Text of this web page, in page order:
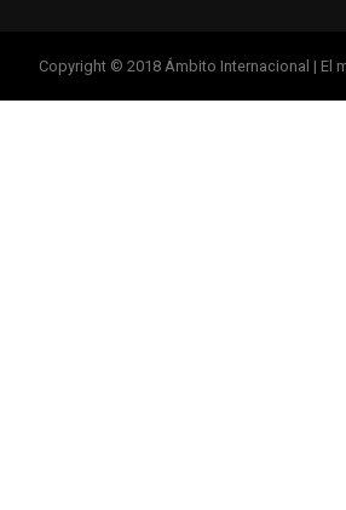
Copyright © 2018 Ámbito Internacional | El